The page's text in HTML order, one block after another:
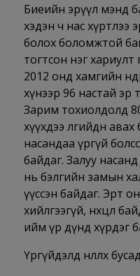
Биеийн эрүүл мэнд
хэдэн ч нас хүртлээ
болох боломжтой
тогтсон нэг хариулт
2012 онд хамгийн
хүнээр 96 настай эр
Зарим тохиолдолд
хүүхдээ өлгийдөн
насандаа үргүй
байдаг. Залуу
нь бэлгийн замын
үүссэн байдаг. Эрт
хийлгээгүй, нөхцөл
ийм үр дүнд хүрдэг
Үргүйдэлд нөлөөлөх